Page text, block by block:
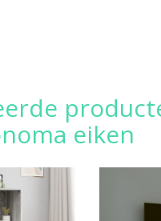
eiken